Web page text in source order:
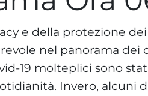
e della protezione
nel panorama
19 molteplici sono
Invero, alcuni